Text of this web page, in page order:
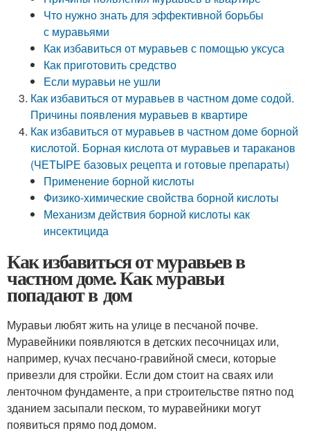
Что нужно знать для эффективной борьбы
с муравьями
Как избавиться от муравьев с помощью уксуса
Как приготовить средство
Если муравьи не ушли
Как избавиться от муравьев в частном доме содой.
Причины появления муравьев в квартире
Как избавиться от муравьев в частном доме борной
кислотой. Борная кислота от муравьев и тараканов
(ЧЕТЫРЕ базовых рецепта и готовые препараты)
Применение борной кислоты
Физико-химические свойства борной кислоты
Механизм действия борной кислоты как
инсектицида
Как избавиться от муравьев в
частном доме. Как муравьи
попадают в дом
Муравьи любят жить на улице в песчаной почве.
Муравейники появляются в детских песочницах или,
например, кучах песчано-гравийной смеси, которые
привезли для стройки. Если дом стоит на сваях или
ленточном фундаменте, а при строительстве пятно под
зданием засыпали песком, то муравейники могут
появиться прямо под домом.